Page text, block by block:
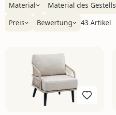
Material
Material des Gestells
Preis
Bewertung 43 Artikel